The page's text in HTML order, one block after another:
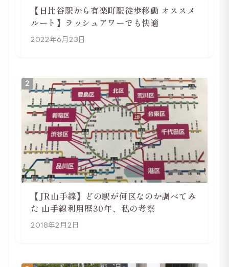
【日比谷駅から有楽町駅徒歩移動 オススメ
ルート】ラッシュアワーでも快適
2022年6月23日
2
【JR山手線】どの駅が何区なのか調べてみ
た 山手線利用歴30年、私の考察
2018年2月2日